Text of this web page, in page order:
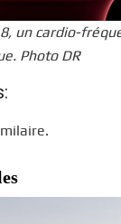
un cardio-
Photo DR